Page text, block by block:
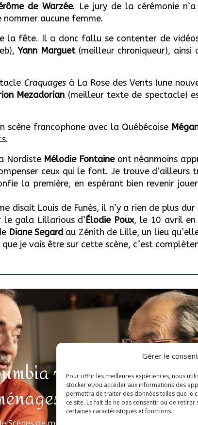
Gérer le
Pour offrir les meilleures expériences, nous
stocker et/ou accéder aux informations des
permettra de traiter des données telles que le
ce site. Le fait de ne pas consentir ou de
certaines caractéristiques et fonctions.
de Warzée. Le jury de la cérémonie
nommer aucune femme.
la fête. Il a donc fallu se contenter de
Yann Marguet (meilleur chroniqueur), ainsi
Craquagesà La Rose des Vents (une
Mezadorian (meilleur texte de spectacle)
scène francophone avec la Québécoise
Nordiste Mélodie Fontaineont néanmoins
ceux qui le font. Je trouve d’ailleurs
la première, en espérant bien revenir
disait Louis de Funès, il n’y a rien de plus
gala Lillarious d’Élodie Poux, le 10 avril en
Diane Segard au Zénith de Lille, un lieu
je vais être sur cette scène, c’est
rejoignent Scènes